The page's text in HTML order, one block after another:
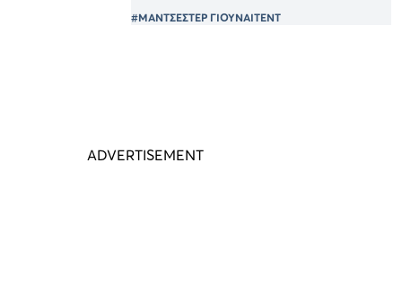
#ΜΑΝΤΣΕΣΤΕΡ ΓΙΟΥΝΑΙΤΕΝΤ